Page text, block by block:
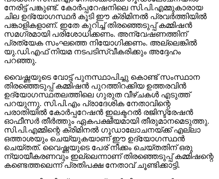
പ്രത്യേക സംഘത്തെ നിയോഗിക്കണം. അല്ലെങ്കില്‍
യു.ഡി.എഫ് നിയമ നടപടിസ്വീകരിക്കും അദ്ദേഹം
പറഞ്ഞു.
വൈഷ്ണയുടെ വോട്ട് പുനസ്ഥാപിച്ചു കൊണ്ട് സംസ്ഥാന
തിരഞ്ഞെടുപ്പ് കമ്മിഷന്‍ പുറത്തിറക്കിയ ഉത്തരവിന്‍
ഉദ്യോഗസ്ഥതലത്തിലെ ഗുരുത വീഴ്ചകള്‍ എടുത്ത്
പരാതിയില്‍ കോര്‍പ്പറേഷന്‍ ഇലക്ടറല്‍ രജിസ്ട്രേഷന്‍
ഓഫീസര്‍ തീര്‍ത്തും ഏകപക്ഷീയമായി തീരുമാനമെടുത്തു.
സി.പി.എമ്മിന്റെ ക്രിമിനല്‍ ഗൂഡാലോചനയ്ക്ക് എല്ലാ
ഒത്താശയും ചെയ്യുകയാണ് ഈ ഉദ്യോഗസ്ഥന്‍
ചെയ്തത്. വൈഷ്ണയുടെ പേര് നീക്കം ചെയ്തതിന് ഒരു
ന്യായീകരണവും ഇല്ലെന്നാണ് തിരഞ്ഞെടുപ്പ് കമ്മിഷന്റെ
കണ്ടെത്തലെന്ന് പ്രതിപക്ഷ നേതാവ് ചൂണ്ടിക്കാട്ടി.
വൈഷ്ണ ഹിയറിംഗ് സമയത്ത് നല്‍കിയ രേഖകള്‍ ഒന്നും
ഉദ്യോഗസ്ഥന്‍ പരിഗണിച്ചില്ല. വൈഷ്ണയുടെ
അസാനിധ്യത്തില്‍ സി.പി.എം പ്രാദേശിക നേതാവ്